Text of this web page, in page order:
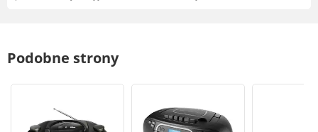
Podobne strony